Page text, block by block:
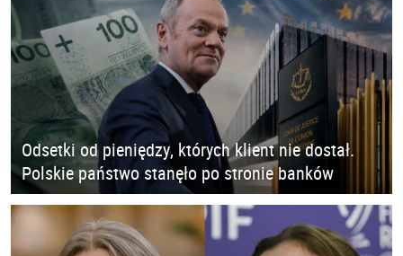
Odsetki od pieniędzy, których klient nie dostał.
Polskie państwo stanęło po stronie banków